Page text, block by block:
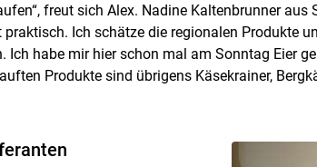
freut sich Alex. Nadine Kaltenbrunner
praktisch. Ich schätze die regionalen Produkte
Ich habe mir hier schon mal am Sonntag Eier
Produkte sind übrigens Käsekrainer,